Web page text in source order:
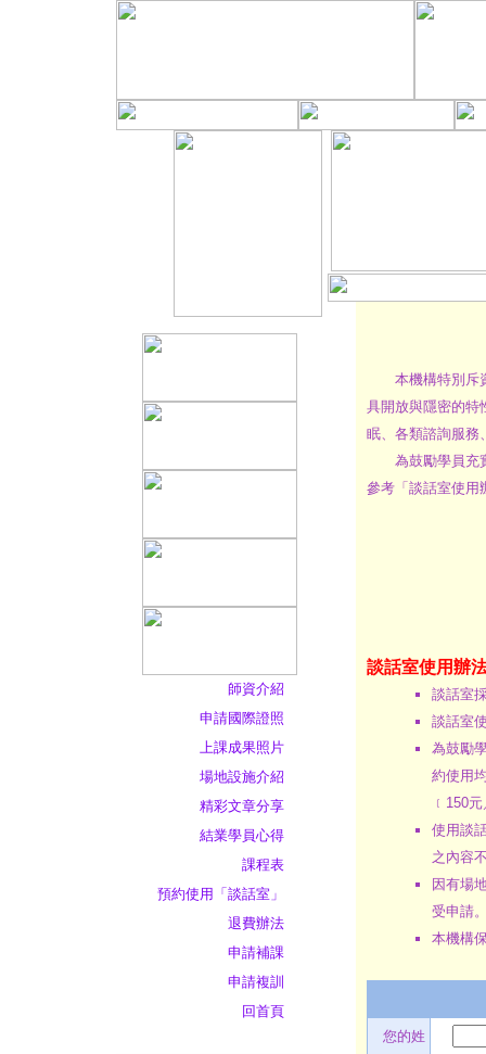
師資介紹
申請國際證照
上課成果照片
場地設施介紹
精彩文章分享
結業學員心得
課程表
預約使用「談話室」
退費辦法
申請補課
申請複訓
回首頁
本機構特別斥資
具開放與隱密的特
眠、各類諮詢服務
為鼓勵學員充實
參考「談話室使用
談話室使用辦
談話室
談話室
為鼓勵
約使用
﹝150
使用談
之內容
因有場
受申請
本機構
您的姓